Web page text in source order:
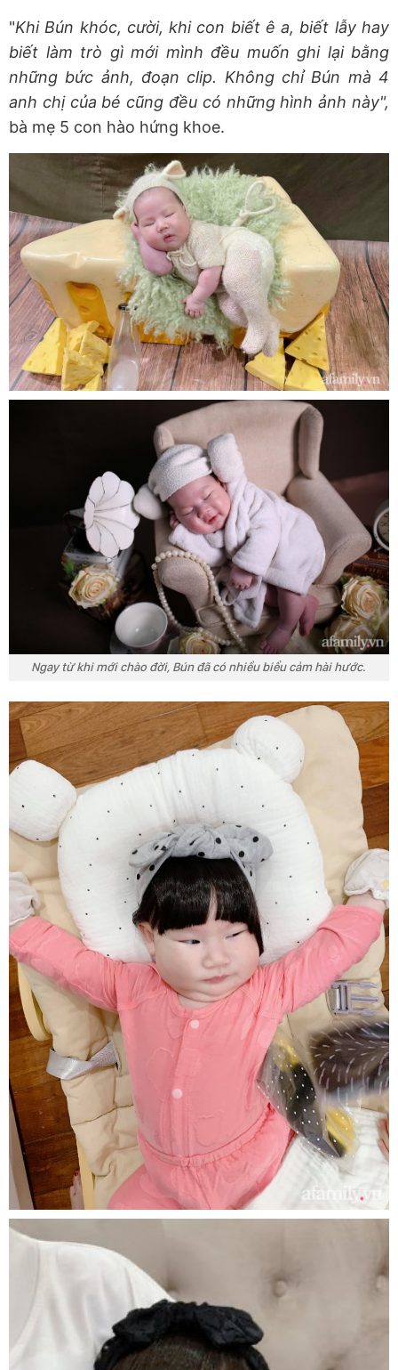
"Khi Bún khóc, cười, khi con biết ê a, biết lẫy hay
biết làm trò gì mới mình đều muốn ghi lại bằng
những bức ảnh, đoạn clip. Không chỉ Bún mà 4
anh chị của bé cũng đều có những hình ảnh này",
bà mẹ 5 con hào hứng khoe.
Ngay từ khi mới chào đời, Bún đã có nhiều biểu cảm hài hước.